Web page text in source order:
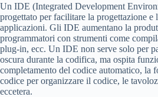
Un IDE (Integrated Development
progettato per facilitare la progettazione e
applicazioni. Gli IDE aumentano la
programmatori con strumenti come
plug-in, ecc. Un IDE non serve solo per
oscura durante la codifica, ma ospita
completamento del codice automatico, la
codice per organizzare il codice, le
eccetera.